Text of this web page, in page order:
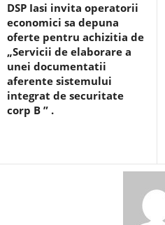
DSP Iasi invita operatorii
economici sa depuna
oferte pentru achizitia de
„Servicii de elaborare a
unei documentatii
aferente sistemului
integrat de securitate
corp B ” .